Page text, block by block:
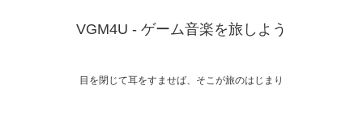
VGM4U - ゲーム音楽を旅しよう
目を閉じて耳をすませば、そこが旅のはじまり